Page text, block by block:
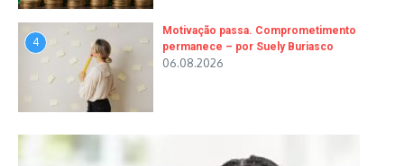
4
Motivação passa. Comprometimento
permanece – por Suely Buriasco
06.08.2026